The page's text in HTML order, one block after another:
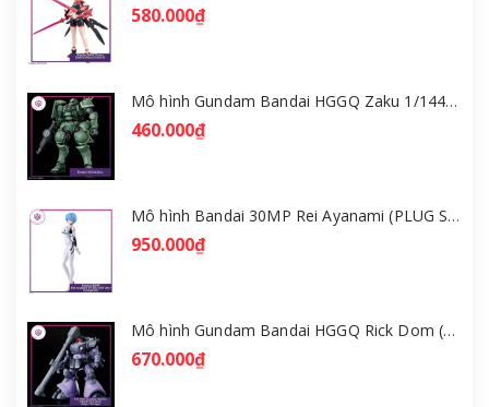
580.000₫
Mô hình Gundam Bandai HGGQ Zaku 1/144 – MSG GQuuuuuuX [GDB] [BHG]
460.000₫
Mô hình Bandai 30MP Rei Ayanami (PLUG SUIT Ver.) – Evangelion [GDB] [30MP]
950.000₫
Mô hình Gundam Bandai HGGQ Rick Dom (Gaia / Ortega) 1/144 [GDB] [BHG]
670.000₫